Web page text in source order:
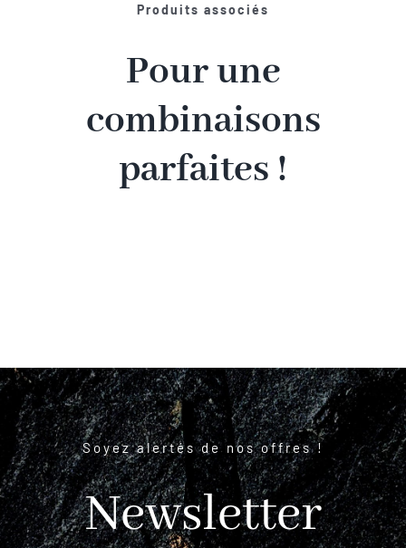
Produits associés
Pour une
combinaisons
parfaites !
Soyez alertés de nos offres !
Newsletter